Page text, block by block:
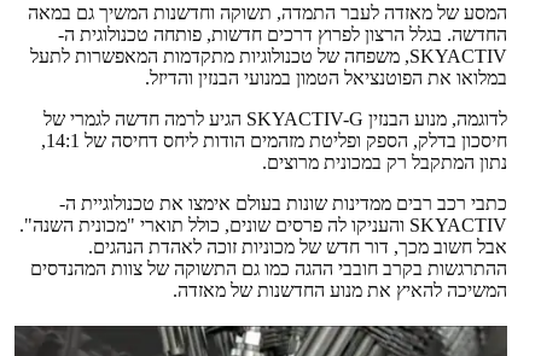
המסע של מאזדה לעבר התמדה, תשוקה וחדשנות המשיך גם במאה
החדשה. בגלל הרצון לפרוץ דרכים חדשות, פותחה טכנולוגית ה-
SKYACTIV, משפחה של טכנולוגיות מתקדמות המאפשרות לתעל
במלואו את הפוטנציאל הטמון במנועי הבנזין והדיזל.
לדוגמה, מנוע הבנזין SKYACTIV-G הגיע לרמה חדשה לגמרי של
חיסכון בדלק, הספק ופליטת מזהמים הודות ליחס דחיסה של 14:1,
נתון המתקבל רק במכונית מרוצים.
כתבי רכב רבים ממדינות שונות בעולם אימצו את טכנולוגיית ה-
SKYACTIV והעניקו לה פרסים שונים, כולל תוארי "מכונית השנה".
אבל חשוב מכך, דור חדש של מכוניות זוכה לאהדת הנהגים.
ההתרגשות בקרב חובבי ההגה כמו גם התשוקה של צוות המהנדסים
המשיכה להאיץ את מנוע החדשנות של מאזדה.